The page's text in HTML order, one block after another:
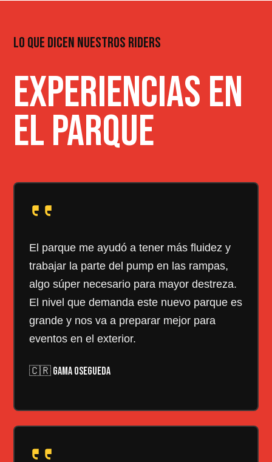
LO QUE DICEN NUESTROS RIDERS
EXPERIENCIAS EN
EL PARQUE
El parque me ayudó a tener más fluidez y
trabajar la parte del pump en las rampas,
algo súper necesario para mayor destreza.
El nivel que demanda este nuevo parque es
grande y nos va a preparar mejor para
eventos en el exterior.
🇨🇷 GAMA OSEGUEDA